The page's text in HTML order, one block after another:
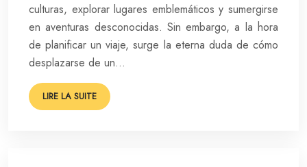
culturas, explorar lugares emblemáticos y sumergirse
en aventuras desconocidas. Sin embargo, a la hora
de planificar un viaje, surge la eterna duda de cómo
desplazarse de un…
LIRE LA SUITE